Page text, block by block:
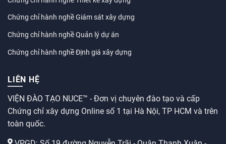
Chứng chỉ hành nghề Giám sát xây dựng
Chứng chỉ hành nghề Quản lý dự án
Chứng chỉ hành nghề Định giá xây dựng
LIÊN HỆ
VIỆN ĐÀO TẠO NUCE™ - Đơn vị chuyên đào tạo và cấp
Chứng chỉ xây dựng Online số 1 tại Hà Nội, TP HCM và trên
toàn quốc.